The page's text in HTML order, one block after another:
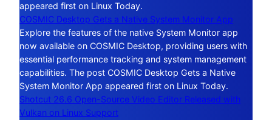
appeared first on Linux Today.
COSMIC Desktop Gets a Native System Monitor App
Explore the features of the native System Monitor app
now available on COSMIC Desktop, providing users with
essential performance tracking and system management
capabilities. The post COSMIC Desktop Gets a Native
System Monitor App appeared first on Linux Today.
Shotcut 26.6 Open-Source Video Editor Released with
Vulkan on Linux Support